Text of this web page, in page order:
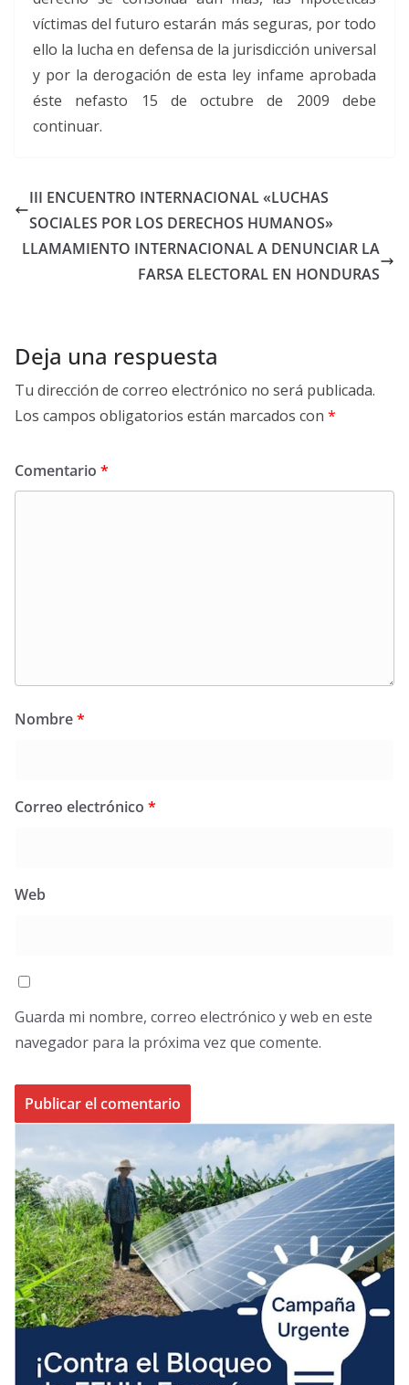
víctimas del futuro estarán más seguras, por todo
ello la lucha en defensa de la jurisdicción universal
y por la derogación de esta ley infame aprobada
éste nefasto 15 de octubre de 2009 debe
continuar.
III ENCUENTRO INTERNACIONAL «LUCHAS
SOCIALES POR LOS DERECHOS HUMANOS»
LLAMAMIENTO INTERNACIONAL A DENUNCIAR LA
FARSA ELECTORAL EN HONDURAS
Deja una respuesta
Tu dirección de correo electrónico no será publicada.
Los campos obligatorios están marcados con *
Comentario *
Nombre*
Correo electrónico *
Web
Guarda mi nombre, correo electrónico y web en este
navegador para la próxima vez que comente.